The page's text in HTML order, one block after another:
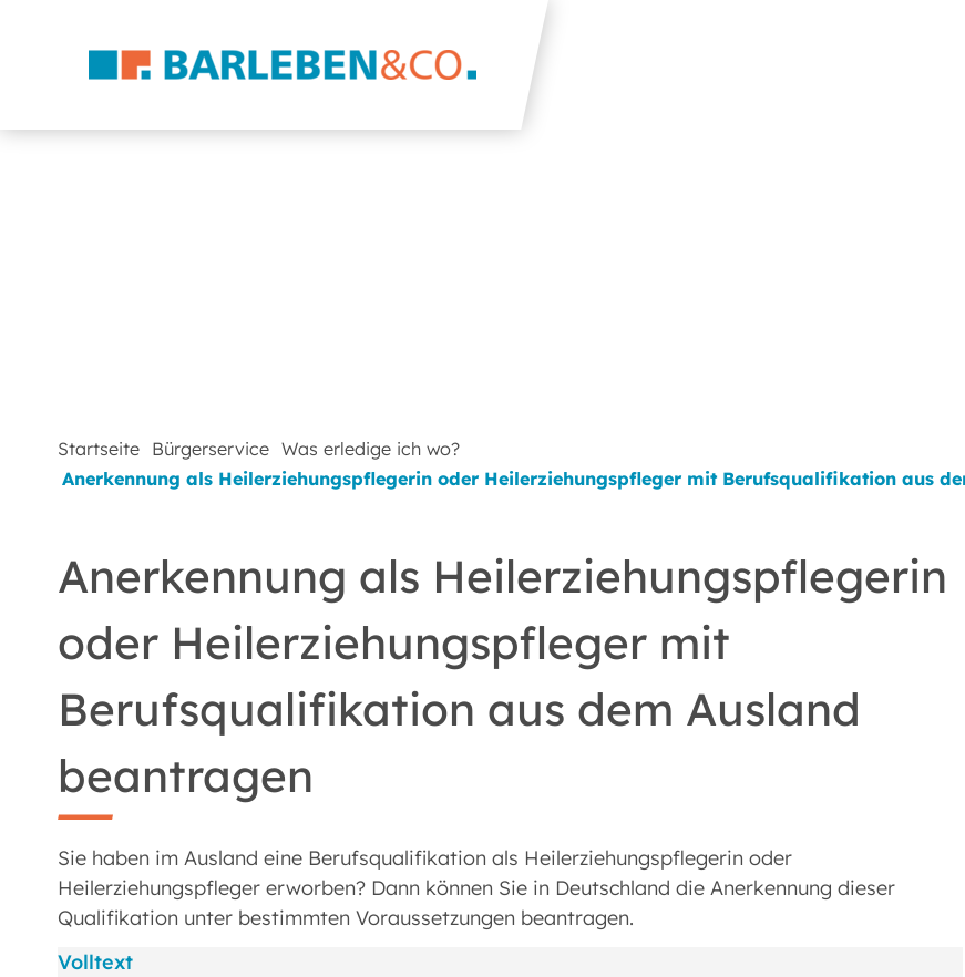
Startseite Bürgerservice Was erledige ich wo?
Anerkennung als Heilerziehungspflegerin oder Heilerziehungspfleger mit Berufsqualifikation aus
Anerkennung als Heilerziehungspflegerin
oder Heilerziehungspfleger mit
Berufsqualifikation aus dem Ausland
beantragen
Sie haben im Ausland eine Berufsqualifikation als Heilerziehungspflegerin oder
Heilerziehungspfleger erworben? Dann können Sie in Deutschland die Anerkennung dieser
Qualifikation unter bestimmten Voraussetzungen beantragen.
Volltext